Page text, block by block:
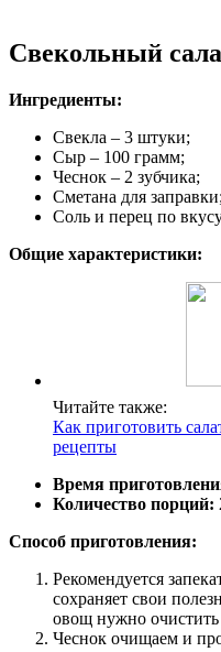
Свекольный
Ингредиенты:
Свекла – 3 штуки;
Сыр – 100 грамм;
Чеснок – 2 зубчика;
Сметана для заправки;
Соль и перец по
Общие характеристики:
Читайте также:
Как приготовить
рецепты
Время
Количество порций:
Способ приготовления:
Рекомендуется
сохраняет свои
овощ нужно очистить
Чеснок очищаем и